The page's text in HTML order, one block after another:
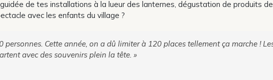
de tes installations à la lueur des lanternes, dégustation de produits de
avec les enfants du village ?
personnes. Cette année, on a dû limiter à 120 places tellement ça marche !
avec des souvenirs plein la tête. »